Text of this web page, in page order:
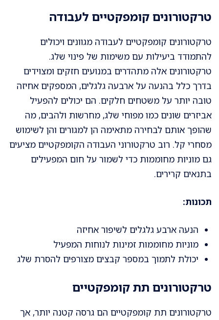
טרקטורונים קומפקטיים לעבודה
טרקטורונים קומפקטיים לעבודה מגוונים ויכולים
להתמודד ביעילות עם משימות של פינוי שלג.
טרקטורונים אלה מתהדרים במנועים חזקים ומצוידים
בדרך כלל בהנעה על ארבעה גלגלים, המספקים אחיזה
טובה יותר על משטחים חלקים. הם יכולים להפעיל
אביזרים שונים כמו מפוחי שלג, מחרשות ולהבים, מה
שהופך אותם לבחירה מתאימה הן למגורים והן לשימוש
מסחרי קל. רוב טרקטורוני העבודה הקומפקטיים מציעים
גם מוניות מחוממות כדי לשמור על חום המפעילים
בתנאים קרירים.
תכונות:
הנעה ארבע גלגלים לשיפור אחיזה
מוניות מחוממות זמינות לנוחות המפעיל
יכולת לתמוך במספר קבצים מצורפים להסרת שלג
טרקטורונים תת קומפקטיים
טרקטורונים תת קומפקטיים הם גרסה קטנה יותר, אך